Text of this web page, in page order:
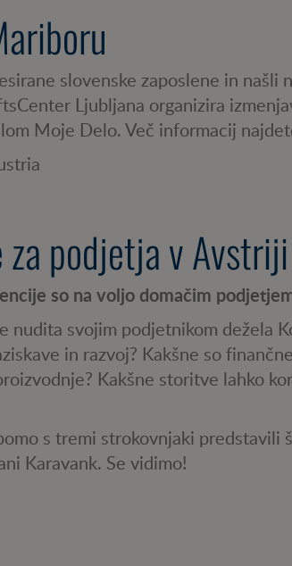
slovenske zaposlene in
Ljubljana organizira
Moje Delo. Več informacij
za podjetja v Avstriji
so na voljo domačim
nudita svojim podjetnikom dežela
in razvoj? Kakšne so
Kakšne storitve lahko
s tremi strokovnjaki predstavili
Karavank. Se vidimo!